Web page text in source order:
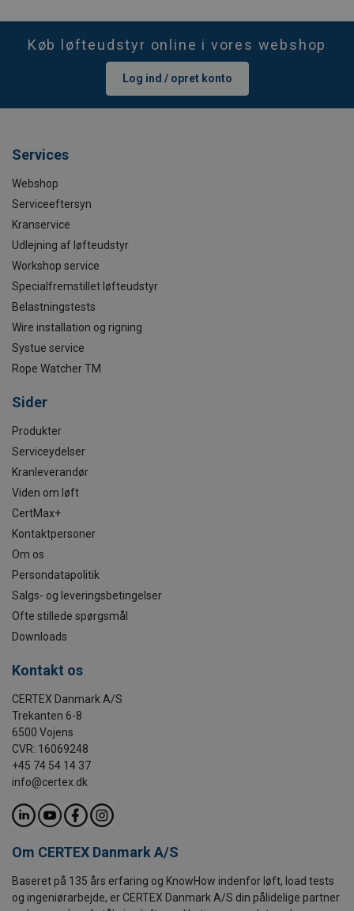
Køb løfteudstyr online i vores webshop
Log ind / opret konto
Services
Webshop
Serviceeftersyn
Kranservice
Udlejning af løfteudstyr
Workshop service
Specialfremstillet løfteudstyr
Belastningstests
Wire installation og rigning
Systue service
Rope Watcher TM
Sider
Produkter
Serviceydelser
Kranleverandør
Viden om løft
CertMax+
Kontaktpersoner
Om os
Persondatapolitik
Salgs- og leveringsbetingelser
Ofte stillede spørgsmål
Downloads
Kontakt os
CERTEX Danmark A/S
Trekanten 6-8
6500 Vojens
CVR: 16069248
+45 74 54 14 37
info@certex.dk
Om CERTEX Danmark A/S
Baseret på 135 års erfaring og KnowHow indenfor løft, load tests
og ingeniørarbejde, er CERTEX Danmark A/S din pålidelige partner